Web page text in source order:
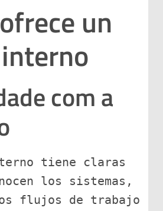
un
com a
tiene claras
los sistemas,
los flujos de trabajo